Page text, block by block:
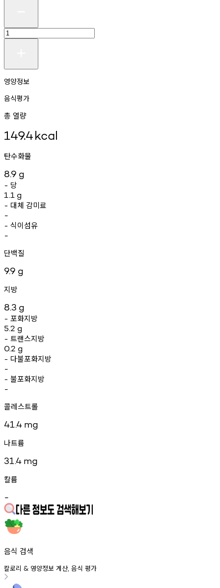
영양정보
음식평가
총 열량
149.4kcal
탄수화물
8.9 g
- 당
1.1 g
- 대체 감미료
-
- 식이섬유
-
단백질
9.9 g
지방
8.3 g
- 포화지방
5.2 g
- 트랜스지방
0.2 g
- 다불포화지방
-
- 불포화지방
-
콜레스트롤
41.4 mg
나트륨
31.4 mg
칼륨
-
음식 검색
칼로리 & 영양정보 계산, 음식 평가